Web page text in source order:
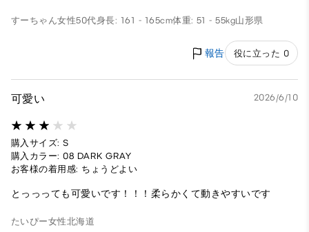
すーちゃん女性50代身長: 161 - 165cm体重: 51 - 55kg山形県
報告 役に立った 0
可愛い 2026/6/10
購入サイズ: S
購入カラー: 08 DARK GRAY
お客様の着用感: ちょうどよい
とっっっても可愛いです！！！柔らかくて動きやすいです
たいぴー女性北海道